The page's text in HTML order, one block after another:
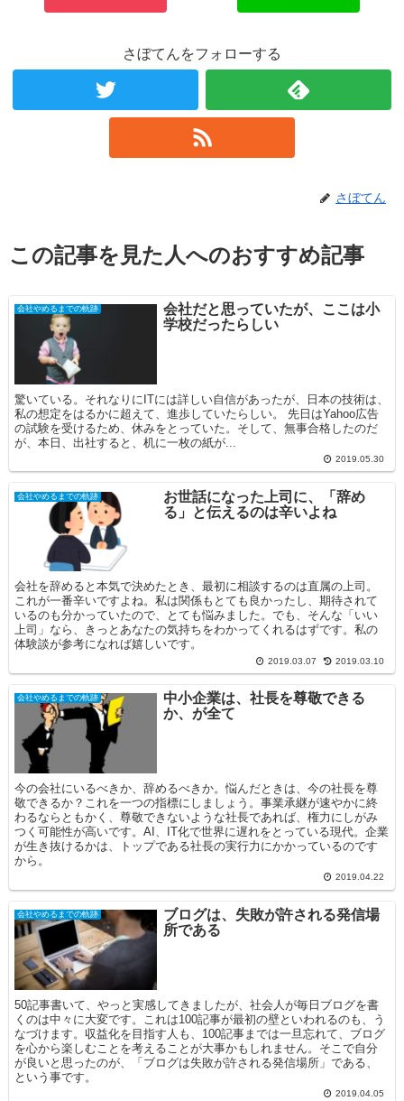
さぼてんをフォローする
さぼてん
この記事を見た人へのおすすめ記事
会社やめるまでの軌跡
会社だと思っていたが、ここは小
学校だったらしい
驚いている。それなりにITには詳しい自信があったが、日本の技術は、
私の想定をはるかに超えて、進歩していたらしい。 先日はYahoo広告
の試験を受けるため、休みをとっていた。そして、無事合格したのだ
が、本日、出社すると、机に一枚の紙が...
2019.05.30
会社やめるまでの軌跡
お世話になった上司に、「辞め
る」と伝えるのは辛いよね
会社を辞めると本気で決めたとき、最初に相談するのは直属の上司。
これが一番辛いですよね。私は関係もとても良かったし、期待されて
いるのも分かっていたので、とても悩みました。でも、そんな「いい
上司」なら、きっとあなたの気持ちをわかってくれるはずです。私の
体験談が参考になれば嬉しいです。
2019.03.07 2019.03.10
会社やめるまでの軌跡
中小企業は、社長を尊敬できる
か、が全て
今の会社にいるべきか、辞めるべきか。悩んだときは、今の社長を尊
敬できるか？これを一つの指標にしましょう。事業承継が速やかに終
わるならともかく、尊敬できないような社長であれば、権力にしがみ
つく可能性が高いです。AI、IT化で世界に遅れをとっている現代。企業
が生き抜けるかは、トップである社長の実行力にかかっているのです
から。
2019.04.22
会社やめるまでの軌跡
ブログは、失敗が許される発信場
所である
50記事書いて、やっと実感してきましたが、社会人が毎日ブログを書
くのは中々に大変です。これは100記事が最初の壁といわれるのも、う
なづけます。収益化を目指す人も、100記事までは一旦忘れて、ブログ
を心から楽しむことを考えることが大事かもしれません。そこで自分
が良いと思ったのが、「ブログは失敗が許される発信場所」である、
という事です。
2019.04.05